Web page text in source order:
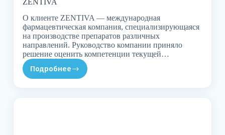
О клиенте ZENTIVA — международная
фармацевтическая компания, специализирующаяся
на производстве препаратов различных
направлений. Руководство компании приняло
решение оценить компетенции текущей…
Подробнее